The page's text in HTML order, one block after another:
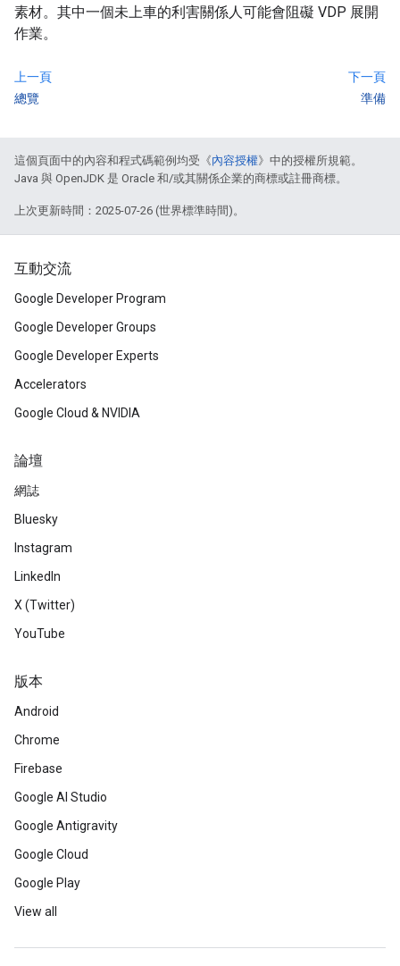
素材。其中一個未上車的利害關係人可能會阻礙 VDP 展開
作業。
上一頁
總覽
下一頁
準備
這個頁面中的內容和程式碼範例均受《內容授權》中的授權所規範。
Java 與 OpenJDK 是 Oracle 和/或其關係企業的商標或註冊商標。
上次更新時間：2025-07-26 (世界標準時間)。
互動交流
Google Developer Program
Google Developer Groups
Google Developer Experts
Accelerators
Google Cloud & NVIDIA
論壇
網誌
Bluesky
Instagram
LinkedIn
X (Twitter)
YouTube
版本
Android
Chrome
Firebase
Google AI Studio
Google Antigravity
Google Cloud
Google Play
View all